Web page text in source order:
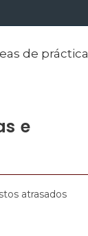
de práctica
e